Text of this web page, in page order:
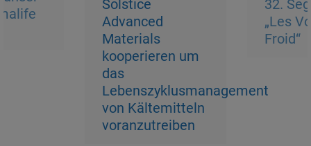
Advanced
Materials
kooperieren um
das
Lebenszyklusmanagement
von Kältemitteln
voranzutreiben
„Les
Froid“